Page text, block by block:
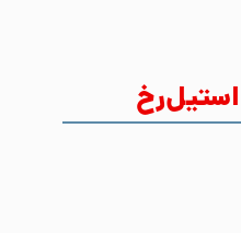
استیل‌رخ